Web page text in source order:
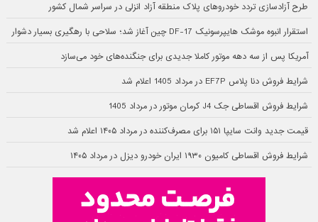
طرح آزادسازی تردد خودروهای پلاک منطقه آزاد انزلی در سراسر شمال کشور
استقرار انبوه موشک هایپرسونیک DF-17 چین آغاز شد؛ سلاحی با رهگیری بسیار دشوار
آمریکا پس از سه دهه موتور کاملا جدیدی برای جنگنده‌های خود می‌سازد
شرایط فروش دنا پلاس EF7P در مرداد 1405 اعلام شد
شرایط فروش اقساطی جک J4 کرمان موتور در مرداد 1405
قیمت جدید وانت سایپا ۱۵۱ برای مصرف‌کننده در مرداد ۱۴۰۵ اعلام شد
شرایط فروش اقساطی کامیون ۱۹۳۰ ایران خودرو دیزل در مرداد ۱۴۰۵